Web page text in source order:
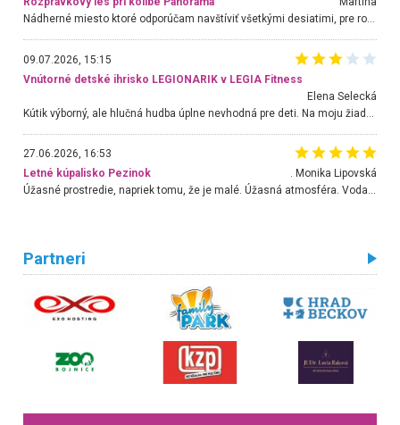
Nádherné miesto ktoré odporúčam navštíviť všetkými desiatimi, pre rodiny s deťmi, dôchodcom... Proste a jednoducho ozaj rozprávkový les.. určite ešte prídeme. Odniesli sme si na pamiatku krásne tričká,
09.07.2026, 15:15
Vnútorné detské ihrisko LEGIONARIK v LEGIA Fitness
Elena Selecká
27.06.2026, 16:53
Letné kúpalisko Pezinok
. Monika Lipovská
Úžasné prostredie, napriek tomu, že je malé. Úžasná atmosféra. Voda fantastická a nádherná. Ľudí je pomerne veľa, ale su mili a ohľaduplní. Je veľmi zaujímavé sledovať, ako dokážu spolu športovať cudzí ľudia a bez ohľadu na vek. Vládne tu pohoda. Vnuka neviem dostať z vody. Ďakujem za krásny deň . Urcite sa sem vrátim. Jediný problém je s parkovaním, ale aj ten sa mi podarilo vyriešiť. Monika Bratislava
Partneri